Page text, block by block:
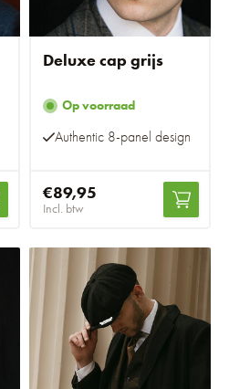
Deluxe cap grijs
Op voorraad
Authentic 8-panel design
€89,95
Incl. btw